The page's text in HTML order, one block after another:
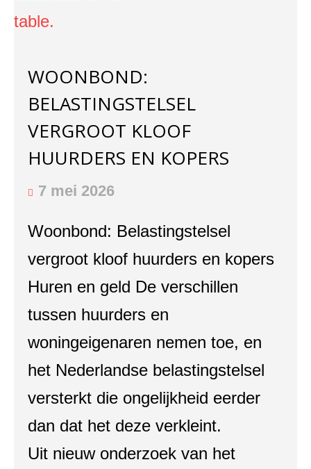
WOONBOND:
BELASTINGSTELSEL
VERGROOT KLOOF
HUURDERS EN KOPERS
7 mei 2026
Woonbond: Belastingstelsel
vergroot kloof huurders en kopers
Huren en geld De verschillen
tussen huurders en
woningeigenaren nemen toe, en
het Nederlandse belastingstelsel
versterkt die ongelijkheid eerder
dan dat het deze verkleint.
Uit nieuw onderzoek van het